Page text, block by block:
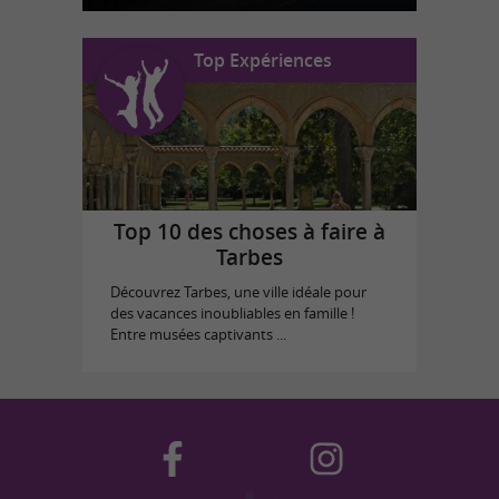
Top Expériences
Top 10 des choses à faire à
Tarbes
Découvrez Tarbes, une ville idéale pour
des vacances inoubliables en famille !
Entre musées captivants ...